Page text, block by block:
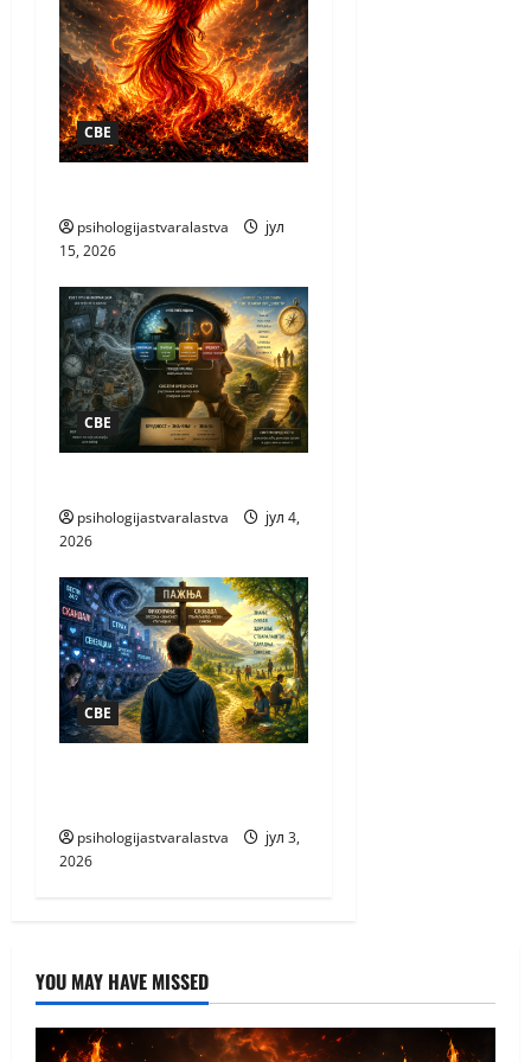
СВЕ
psihologijastvaralastva
јул
15, 2026
СВЕ
psihologijastvaralastva
јул 4,
2026
СВЕ
psihologijastvaralastva
јул 3,
2026
YOU MAY HAVE MISSED